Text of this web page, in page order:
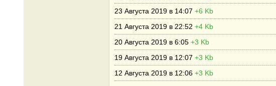
23 Августа 2019 в 14:07 +6 Kb
21 Августа 2019 в 22:52 +4 Kb
20 Августа 2019 в 6:05 +3 Kb
19 Августа 2019 в 12:07 +3 Kb
12 Августа 2019 в 12:06 +3 Kb